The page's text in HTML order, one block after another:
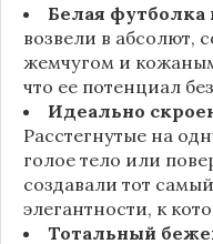
Белая
возвели в абсолют,
жемчугом и
что ее потенциал
Идеально
Расстегнутые на
голое тело или
создавали тот
элегантности, к
Тотальный